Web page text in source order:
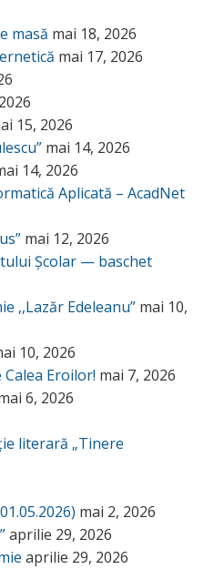
masă mai 18, 2026
mai 17, 2026
15, 2026
mai 14, 2026
14, 2026
Aplicată – AcadNet
mai 12, 2026
Școlar — baschet
,,Lazăr Edeleanu” mai 10,
10, 2026
Eroilor! mai 7, 2026
6, 2026
literară „Tinere
mai 2, 2026
aprilie 29, 2026
aprilie 29, 2026